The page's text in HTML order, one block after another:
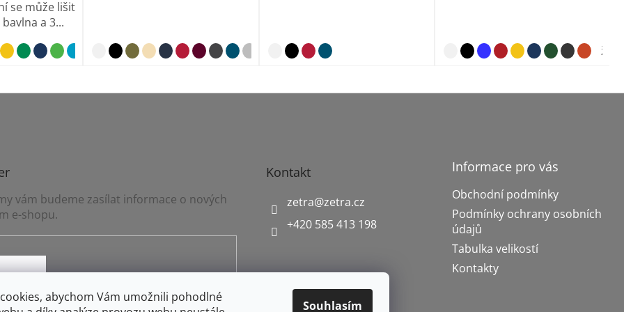
abychom Vám umožnili pohodlné
Souhlasím
se může lišit
a 3...
antracitový melír
vám budeme zasílat informace o nových
e-shopu.
ochrany osobních údajů
Kontakt
zetra@zetra.cz
+420 585 413 198
Informace pro vás
Obchodní podmínky
Podmínky ochrany osobních
údajů
Tabulka velikostí
Kontakty